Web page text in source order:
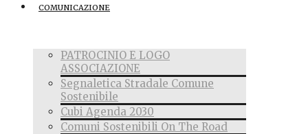
COMUNICAZIONE
PATROCINIO E LOGO
ASSOCIAZIONE
Segnaletica Stradale Comune
Sostenibile
Cubi Agenda 2030
Comuni Sostenibili On The Road